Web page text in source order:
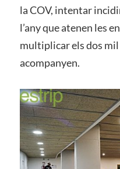
la COV, intentar
l’any que atenen les
multiplicar els dos
acompanyen.